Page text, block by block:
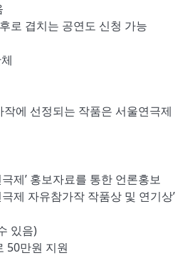
로 겹치는 공연도 신청 가능
에 선정되는 작품은 서울연극제
제’ 홍보자료를 통한 언론홍보
제 자유참가작 작품상 및 연기상’
있음)
50만원 지원